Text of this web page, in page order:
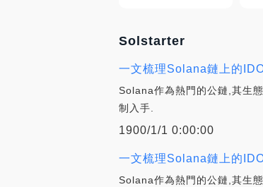
Solstarter
一文梳理Solana鏈上的
Solana作為熱門的公鏈,其生
制入手.
1900/1/1 0:00:00
一文梳理Solana鏈上的
Solana作為熱門的公鏈,其生